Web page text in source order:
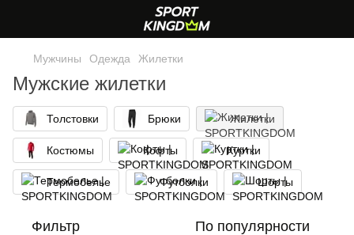
Мужчины Одежда Жилетки
Мужские жилетки
Толстовки Брюки Жилетки
Костюмы Кофты Куртки
Термобелье Футболки Шорты
Фильтр По популярности